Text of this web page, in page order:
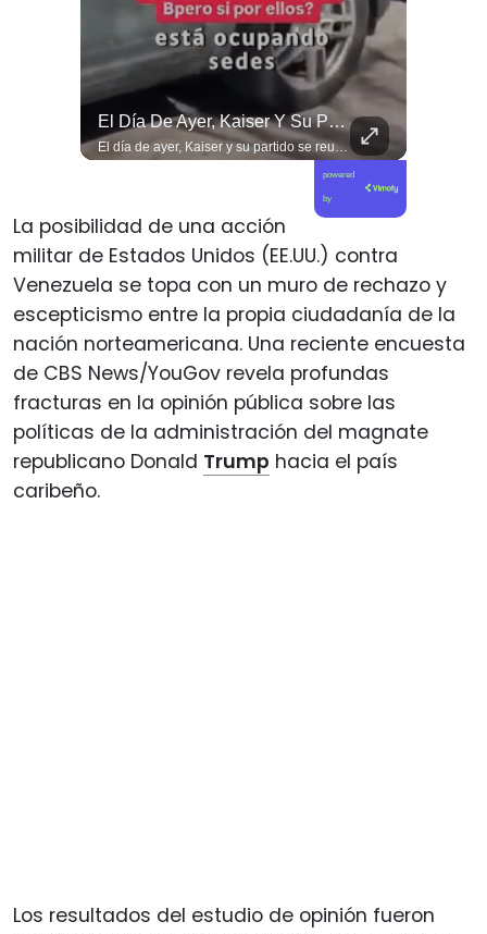
El Día De Ayer, Kaiser Y Su Partido Se Reunieron En La Sede De Villa Santa Elena, En Nuestra Comuna De Macul.
El día de ayer, Kaiser y su partido se reunieron en la sede de Villa Santa Elena, en nuestra comuna de Macul. Sin autorización, sin vínculo previo con el territorio y sin haber estado cuando las vecinas y vecinos los han necesitado. Llegaron con el descaro de quienes creen que, por tener poder político, pueden hacer y deshacer a su antojo en nuestras villas y barrios. Nuestros barrios no son el patio trasero de ningún partido político.
powered
by
La posibilidad de una acción
militar de Estados Unidos (EE.UU.) contra
Venezuela se topa con un muro de rechazo y
escepticismo entre la propia ciudadanía de la
nación norteamericana. Una reciente encuesta
de CBS News/YouGov revela profundas
fracturas en la opinión pública sobre las
políticas de la administración del magnate
republicano Donald Trump hacia el país
caribeño.
Los resultados del estudio de opinión fueron